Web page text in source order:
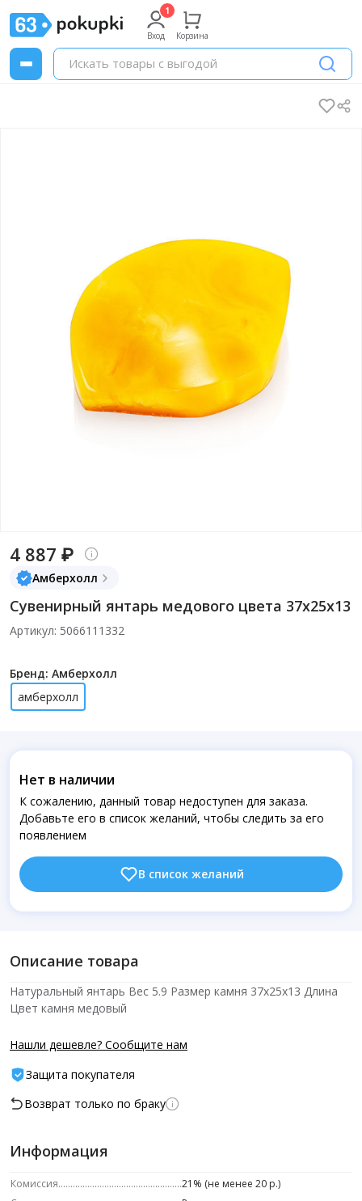
Вход Корзина
4 887 ₽
Амберхолл
Сувенирный янтарь медового цвета 37х25х13
Артикул: 5066111332
Бренд: Амберхолл
амберхолл
Нет в наличии
К сожалению, данный товар недоступен для заказа.
Добавьте его в список желаний, чтобы следить за его
появлением
В список желаний
Описание товара
Натуральный янтарь Вес 5.9 Размер камня 37х25х13 Длина
Цвет камня медовый
Нашли дешевле? Сообщите нам
Защита покупателя
Возврат только по браку
Информация
Комиссия
21% (не менее 20 р.)